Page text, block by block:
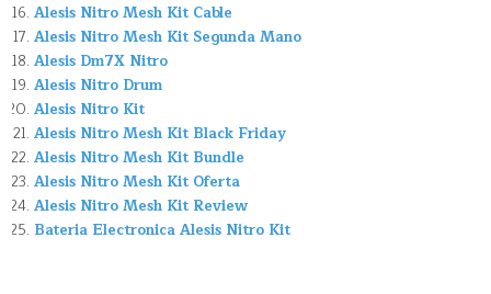
Alesis Nitro Mesh Kit Cable
Alesis Nitro Mesh Kit Segunda Mano
Alesis Dm7X Nitro
Alesis Nitro Drum
Alesis Nitro Kit
Alesis Nitro Mesh Kit Black Friday
Alesis Nitro Mesh Kit Bundle
Alesis Nitro Mesh Kit Oferta
Alesis Nitro Mesh Kit Review
Bateria Electronica Alesis Nitro Kit